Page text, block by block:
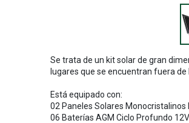
Se trata de un kit solar de gran
lugares que se encuentran fuera de
Está equipado con:
02 Paneles Solares Monocristalinos
06 Baterías AGM Ciclo Profundo